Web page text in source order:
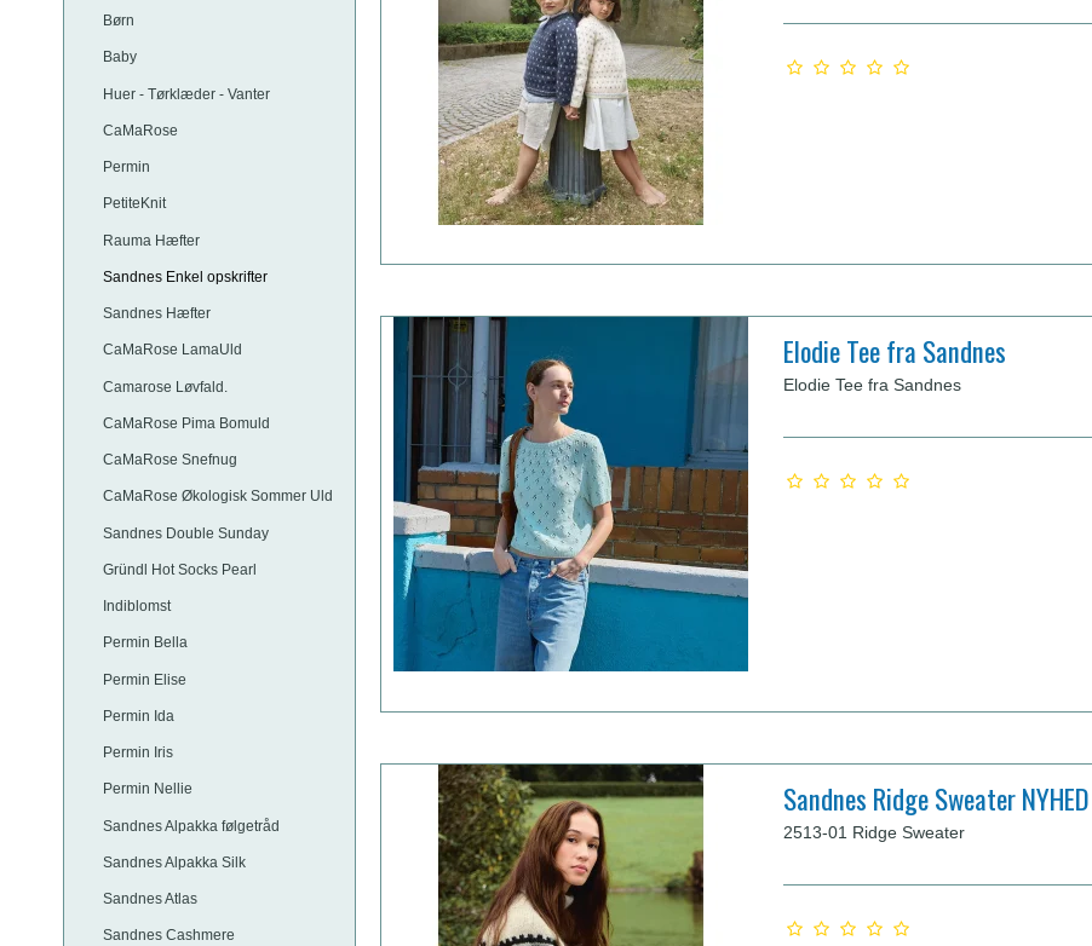
Børn
Baby
Huer - Tørklæder - Vanter
CaMaRose
Permin
PetiteKnit
Rauma Hæfter
Sandnes Enkel opskrifter
Sandnes Hæfter
CaMaRose LamaUld
Camarose Løvfald.
CaMaRose Pima Bomuld
CaMaRose Snefnug
CaMaRose Økologisk Sommer Uld
Sandnes Double Sunday
Gründl Hot Socks Pearl
Indiblomst
Permin Bella
Permin Elise
Permin Ida
Permin Iris
Permin Nellie
Sandnes Alpakka følgetråd
Sandnes Alpakka Silk
Sandnes Atlas
Sandnes Cashmere
Elodie Tee fra Sandnes
Elodie Tee fra Sandnes
Sandnes Ridge Sweater NYHED
2513-01 Ridge Sweater